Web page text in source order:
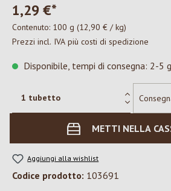
1,29 €*
Contenuto: 100 g (12,90 € / kg)
Prezzi incl. IVA più costi di spedizione
Disponibile, tempi di consegna: 2-5
METTI NELLA
Aggiungi alla wishlist
Codice prodotto: 103691